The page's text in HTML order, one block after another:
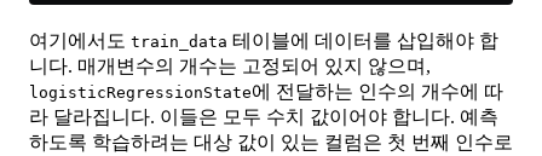
여기에서도 train_data 테이블에 데이터를 삽입해야 합
니다. 매개변수의 개수는 고정되어 있지 않으며,
logisticRegressionState에 전달하는 인수의 개수에 따
라 달라집니다. 이들은 모두 수치 값이어야 합니다. 예측
하도록 학습하려는 대상 값이 있는 컬럼은 첫 번째 인수로